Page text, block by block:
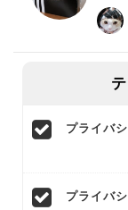
プライバ
プライバ